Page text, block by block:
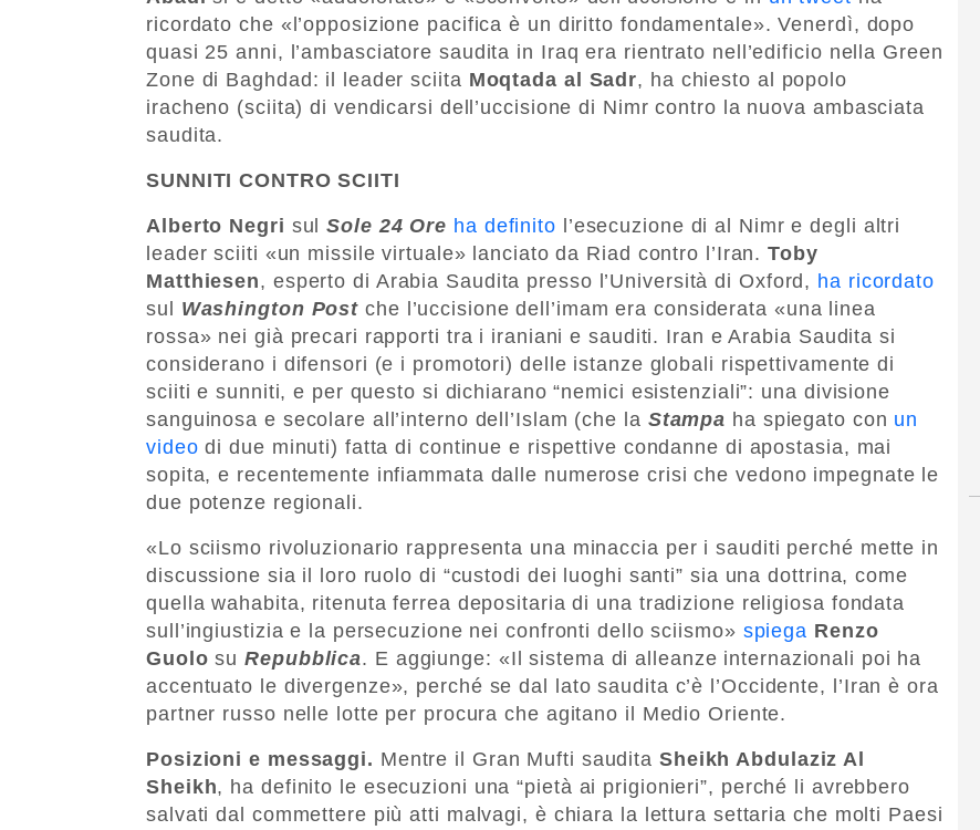
ricordato che «l’opposizione pacifica è un diritto fondamentale». Venerdì, dopo
quasi 25 anni, l’ambasciatore saudita in Iraq era rientrato nell’edificio nella Green
Zone di Baghdad: il leader sciita Moqtada al Sadr, ha chiesto al popolo
iracheno (sciita) di vendicarsi dell’uccisione di Nimr contro la nuova ambasciata
saudita.
SUNNITI CONTRO SCIITI
Alberto Negri sulSole 24 Ore ha definito l’esecuzione di al Nimr e degli altri
leader sciiti «un missile virtuale» lanciato da Riad contro l’Iran.Toby
Matthiesen, esperto di Arabia Saudita presso l’Università di Oxford, ha ricordato
sul Washington Post che l’uccisione dell’imam era considerata «una linea
rossa» nei già precari rapporti tra i iraniani e sauditi. Iran e Arabia Saudita si
considerano i difensori (e i promotori) delle istanze globali rispettivamente di
sciiti e sunniti, e per questo si dichiarano “nemici esistenziali”: una divisione
sanguinosa e secolare all’interno dell’Islam (che la Stampa ha spiegato con un
video di due minuti) fatta di continue e rispettive condanne di apostasia, mai
sopita, e recentemente infiammata dalle numerose crisi che vedono impegnate le
due potenze regionali.
«Lo sciismo rivoluzionario rappresenta una minaccia per i sauditi perché mette in
discussione sia il loro ruolo di “custodi dei luoghi santi” sia una dottrina, come
quella wahabita, ritenuta ferrea depositaria di una tradizione religiosa fondata
sull’ingiustizia e la persecuzione nei confronti dello sciismo» spiega Renzo
Guolo suRepubblica. E aggiunge: «Il sistema di alleanze internazionali poi ha
accentuato le divergenze», perché se dal lato saudita c’è l’Occidente, l’Iran è ora
partner russo nelle lotte per procura che agitano il Medio Oriente.
Posizioni e messaggi. Mentre il Gran Mufti saudita Sheikh Abdulaziz Al
Sheikh, ha definito le esecuzioni una “pietà ai prigionieri”, perché li avrebbero
salvati dal commettere più atti malvagi, è chiara la lettura settaria che molti Paesi